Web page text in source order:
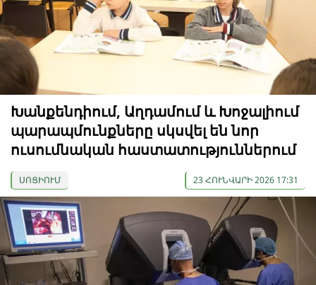
Խանքենդիում, Աղդամում և Խոջալիում
պարապմունքները սկսվել են նոր
ուսումնական հաստատություններում
ՍՈՑԻՈՒՄ 23 ՀՈՒՆՎԱՐԻ 2026 17:31